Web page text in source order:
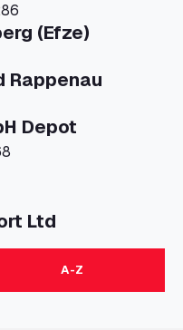
(Efze)
Rappenau
Depot
Ltd
A-Z